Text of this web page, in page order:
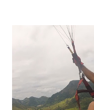
ao teu amigo na sua
com ele nas suas
versículo, Santo Afonso
quem o Espírito Santo
sua pobreza, podemos
especialmente nestes